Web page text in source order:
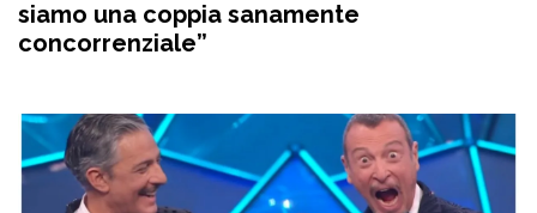
siamo una coppia sanamente
concorrenziale”